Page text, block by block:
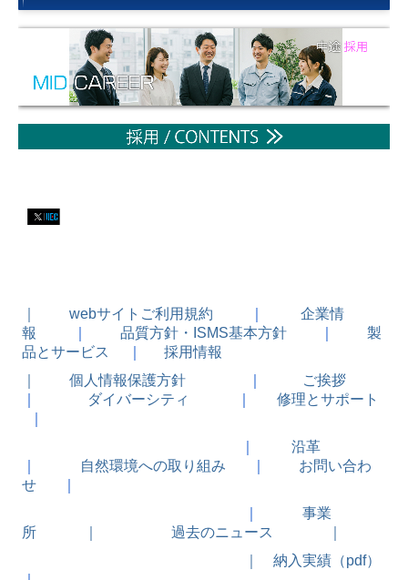
webサイトご利用規約 ｜企業情
報
｜品質方針・ISMS基本方針 ｜製
品とサービス
｜採用情報
｜個人情報保護方針
ご挨拶
ダイバーシティ
修理とサポート
沿革
自然環境への取り組み
お問い合わ
せ
事業
所
過去のニュース ｜
納入実績（pdf）